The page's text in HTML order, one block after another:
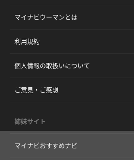
マイナビウーマンとは
利用規約
個人情報の取扱いについて
ご意見・ご感想
姉妹サイト
マイナビおすすめナビ